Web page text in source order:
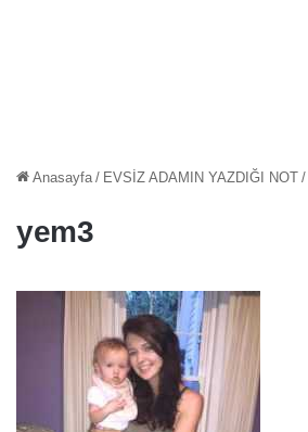
Anasayfa / EVSİZ ADAMIN YAZDIĞI NOT /
yem3